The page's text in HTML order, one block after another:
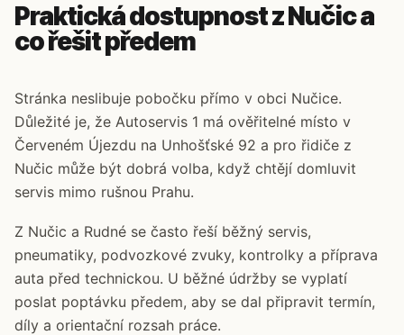
Praktická dostupnost z Nučic a
co řešit předem
Stránka neslibuje pobočku přímo v obci Nučice.
Důležité je, že Autoservis 1 má ověřitelné místo v
Červeném Újezdu na Unhošťské 92 a pro řidiče z
Nučic může být dobrá volba, když chtějí domluvit
servis mimo rušnou Prahu.
Z Nučic a Rudné se často řeší běžný servis,
pneumatiky, podvozkové zvuky, kontrolky a příprava
auta před technickou. U běžné údržby se vyplatí
poslat poptávku předem, aby se dal připravit termín,
díly a orientační rozsah práce.